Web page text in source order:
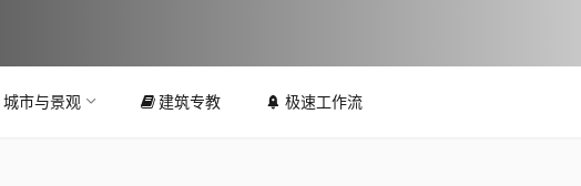
城市与景观 建筑专教 极速工作流